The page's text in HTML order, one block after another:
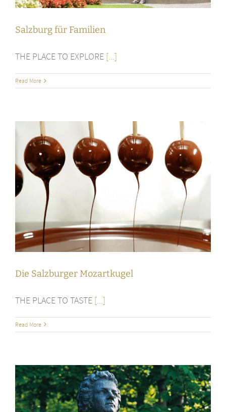
Salzburg für Familien
THE PLACE TO EXPLORE [...]
Read More
Die Salzburger Mozartkugel
THE PLACE TO TASTE [...]
Read More